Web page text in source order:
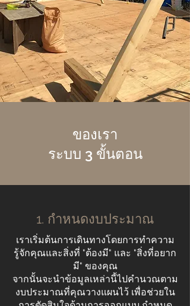
ของเรา
ระบบ 3 ขั้นตอน
1. กำหนดงบประมาณ
เราเริ่มต้นการเดินทางโดยการทำความ
รู้จักคุณและสิ่งที่ "ต้องมี" และ "สิ่งที่อยาก
มี" ของคุณ
จากนั้นจะนำข้อมูลเหล่านี้ไปคำนวณตาม
งบประมาณที่คุณวางแผนไว้ เพื่อช่วยใน